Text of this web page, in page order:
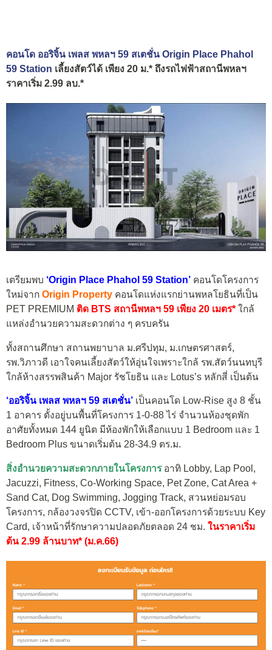
คอนโด ออริจิ้น เพลส พหลฯ 59 สเตชั่น Origin Place Phahol
59 Station เลี้ยงสัตว์ได้ เพียง 20 ม.* ถึงรถไฟฟ้าสถานีพหลฯ
ราคาเริ่ม 2.99 ลบ.*
เตรียมพบ ‘Origin Place Phahol 59 Station’ คอนโดโครงการ
ใหม่จาก Origin Property คอนโดแห่งแรกย่านพหลโยธินที่เป็น
PET PREMIUM ติด BTS สถานีพหลฯ 59 เพียง 20 เมตร* ใกล้
แหล่งอำนวยความสะดวกต่าง ๆ ครบครัน
ทั้งสถานศึกษา สถานพยาบาล ม.ศรีปทุม, ม.เกษตรศาสตร์,
รพ.วิภาวดี เอาใจคนเลี้ยงสัตว์ให้อุ่นใจเพราะใกล้ รพ.สัตว์นนทบุรี
ใกล้ห้างสรรพสินค้า Major รัชโยธิน และ Lotus’s หลักสี่ เป็นต้น
‘ออริจิ้น เพลส พหลฯ 59 สเตชั่น’ เป็นคอนโด Low-Rise สูง 8 ชั้น
1 อาคาร ตั้งอยู่บนพื้นที่โครงการ 1-0-88 ไร่ จำนวนห้องชุดพัก
อาศัยทั้งหมด 144 ยูนิต มีห้องพักให้เลือกแบบ 1 Bedroom และ 1
Bedroom Plus ขนาดเริ่มต้น 28-34.9 ตร.ม.
สิ่งอำนวยความสะดวกภายในโครงการอาทิ Lobby, Lap Pool,
Jacuzzi, Fitness, Co-Working Space, Pet Zone, Cat Area +
Sand Cat, Dog Swimming, Jogging Track, สวนหย่อมรอบ
โครงการ, กล้องวงจรปิด CCTV, เข้า-ออกโครงการด้วยระบบ Key
Card, เจ้าหน้าที่รักษาความปลอดภัยตลอด 24 ชม. ในราคาเริ่ม
ต้น 2.99 ล้านบาท* (ม.ค.66)